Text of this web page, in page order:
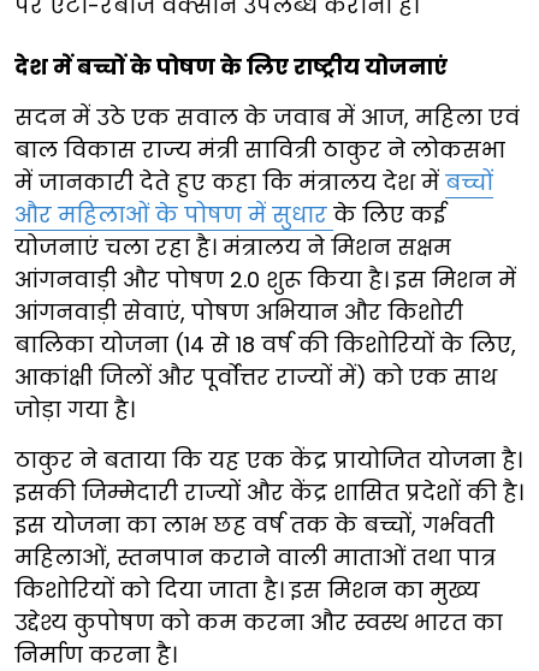
देश में बच्चों के पोषण के लिए राष्ट्रीय योजनाएं
सदन में उठे एक सवाल के जवाब में आज, महिला एवं
बाल विकास राज्य मंत्री सावित्री ठाकुर ने लोकसभा
में जानकारी देते हुए कहा कि मंत्रालय देश में बच्चों
और महिलाओं के पोषण में सुधार के लिए कई
योजनाएं चला रहा है। मंत्रालय ने मिशन सक्षम
आंगनवाड़ी और पोषण 2.0 शुरू किया है। इस मिशन में
आंगनवाड़ी सेवाएं, पोषण अभियान और किशोरी
बालिका योजना (14 से 18 वर्ष की किशोरियों के लिए,
आकांक्षी जिलों और पूर्वोत्तर राज्यों में) को एक साथ
जोड़ा गया है।
ठाकुर ने बताया कि यह एक केंद्र प्रायोजित योजना है।
इसकी जिम्मेदारी राज्यों और केंद्र शासित प्रदेशों की है।
इस योजना का लाभ छह वर्ष तक के बच्चों, गर्भवती
महिलाओं, स्तनपान कराने वाली माताओं तथा पात्र
किशोरियों को दिया जाता है। इस मिशन का मुख्य
उद्देश्य कुपोषण को कम करना और स्वस्थ भारत का
निर्माण करना है।